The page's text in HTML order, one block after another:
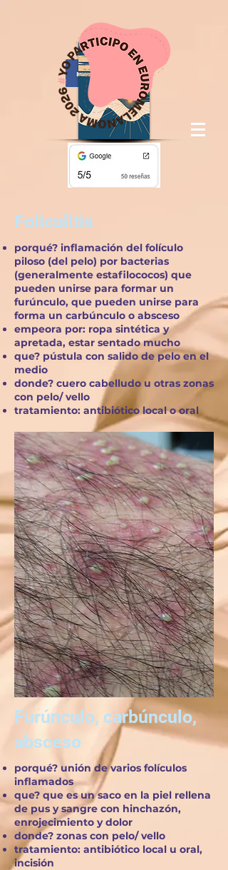
Foliculitis
porqué? inflamación del folículo
piloso (del pelo) por bacterias
(generalmente estafilococos) que
pueden unirse para formar un
furúnculo, que pueden unirse para
forma un carbúnculo o absceso
empeora por: ropa sintética y
apretada, estar sentado mucho
que? pústula con salido de pelo en el
medio
donde? cuero cabelludo u otras zonas
con pelo/ vello
tratamiento: antibiótico local o oral
Furúnculo, carbúnculo,
absceso
porqué? unión de varios folículos
inflamados
que? que es un saco en la piel rellena
de pus y sangre con hinchazón,
enrojecimiento y dolor
donde? zonas con pelo/ vello
tratamiento: antibiótico local u oral,
incisión